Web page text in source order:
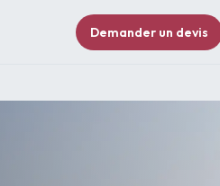
Demander un devis